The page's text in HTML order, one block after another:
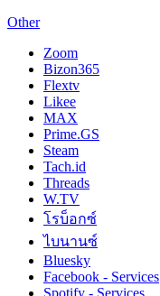
Other
Zoom
Bizon365
Flextv
Likee
MAX
Prime.GS
Steam
Tach.id
Threads
W.TV
โรบ็อกซ์
ไบนานซ์
Bluesky
Facebook - Services
Spotify - Services